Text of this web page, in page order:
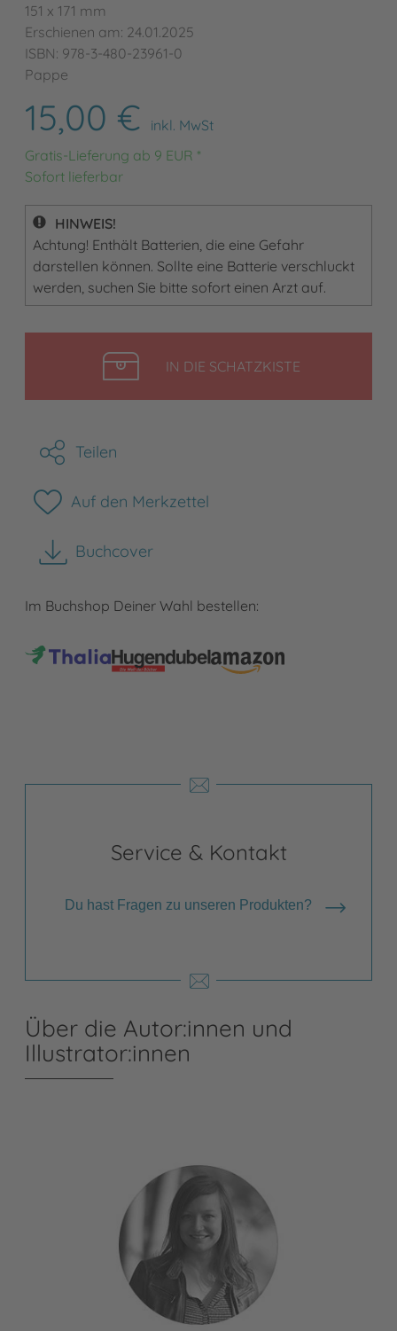
151 x 171 mm
Erschienen am: 24.01.2025
ISBN: 978-3-480-23961-0
Pappe
15,00 €
inkl. MwSt
Gratis-Lieferung ab 9 EUR *
Sofort lieferbar
HINWEIS!
Achtung! Enthält Batterien, die eine Gefahr
darstellen können. Sollte eine Batterie verschluckt
werden, suchen Sie bitte sofort einen Arzt auf.
IN DIE SCHATZKISTELEGEN
Teilen
Auf den Merkzettel
Buchcover
herunterladen
Im Buchshop Deiner Wahl bestellen:
Service & Kontakt
Du hast Fragen zu unseren Produkten?
Über die Autor:innen und
Illustrator:innen